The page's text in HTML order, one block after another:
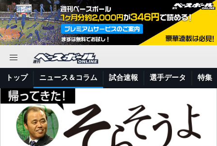
トップ ニュース＆コラム 試合速報 選手データ 特集